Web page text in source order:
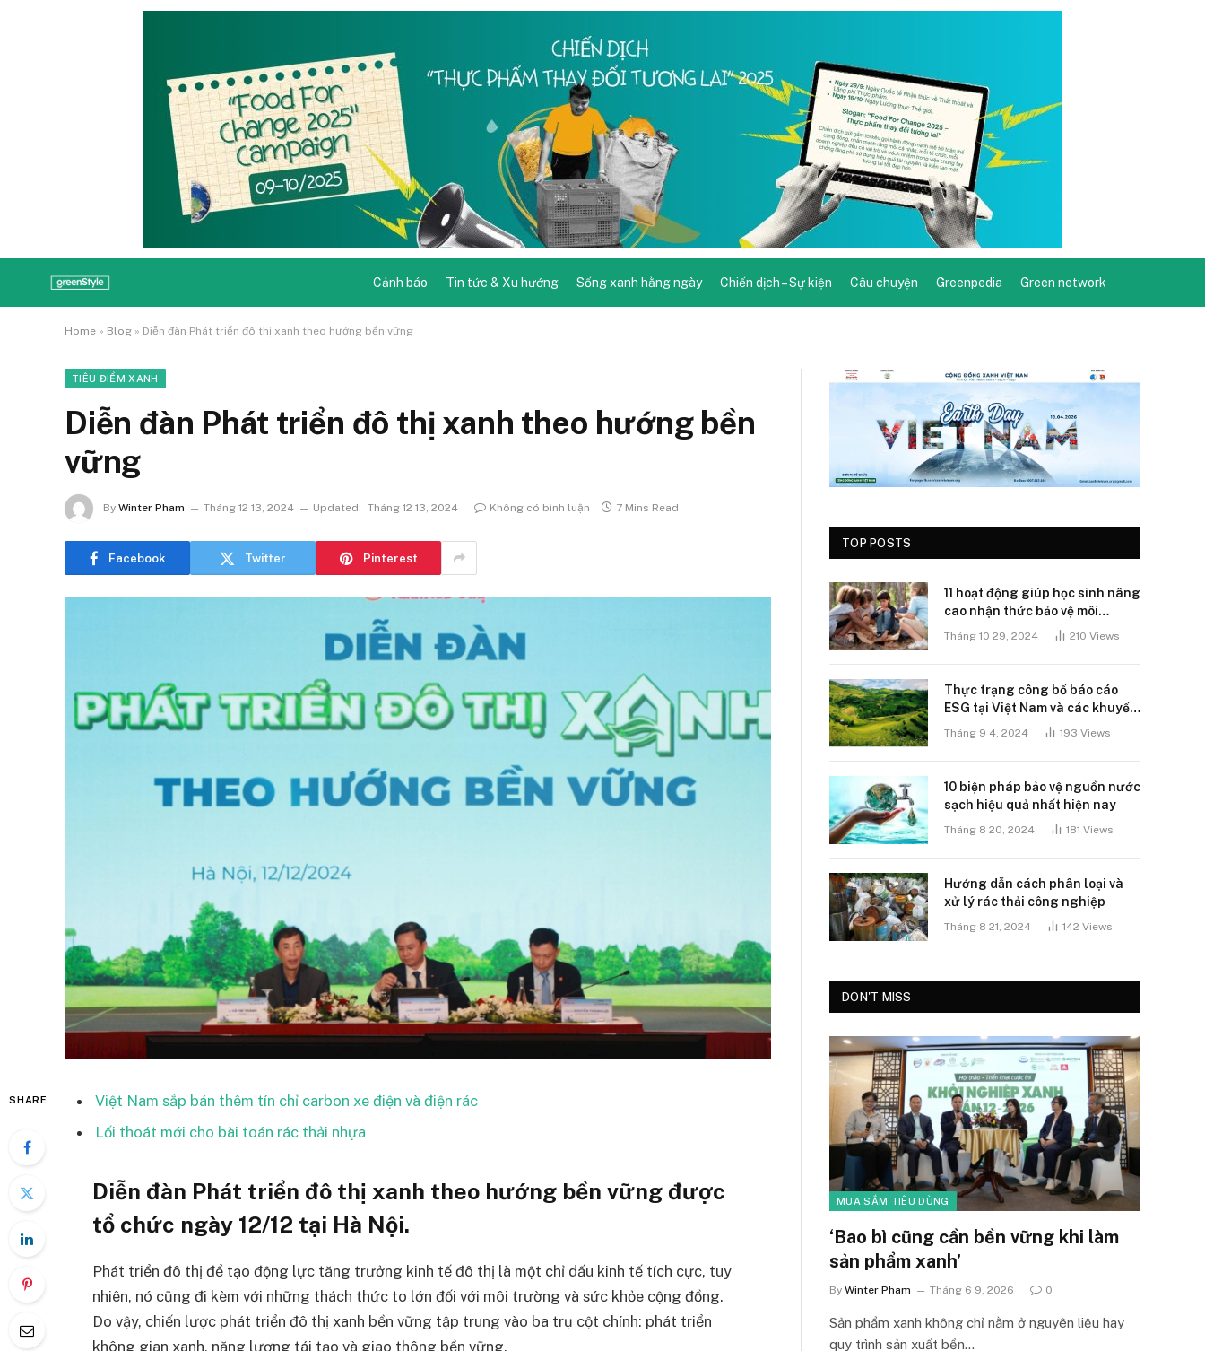
Cảnh báo Tin tức & Xu hướng Sống xanh hằng ngày Chiến dịch – Sự kiện Câu chuyện Greenpedia Green network
Home » Blog » Diễn đàn Phát triển đô thị xanh theo hướng bền vững
TIÊU ĐIỂM XANH
Diễn đàn Phát triển đô thị xanh theo hướng bền
vững
By Winter Pham Tháng 12 13, 2024 Updated: Tháng 12 13, 2024 Không có bình luận 7 Mins Read
Facebook Twitter Pinterest
SHARE
Việt Nam sắp bán thêm tín chỉ carbon xe điện và điện rác
Lối thoát mới cho bài toán rác thải nhựa
Diễn đàn Phát triển đô thị xanh theo hướng bền vững được
tổ chức ngày 12/12 tại Hà Nội.
Phát triển đô thị để tạo động lực tăng trưởng kinh tế đô thị là một chỉ dấu kinh tế tích cực, tuy
nhiên, nó cũng đi kèm với những thách thức to lớn đối với môi trường và sức khỏe cộng đồng.
Do vậy, chiến lược phát triển đô thị xanh bền vững tập trung vào ba trụ cột chính: phát triển
không gian xanh, năng lượng tái tạo và giao thông bền vững.
TOP POSTS
11 hoạt động giúp học sinh nâng
cao nhận thức bảo vệ môi
Tháng 10 29, 2024 210 Views
Thực trạng công bố báo cáo
ESG tại Việt Nam và các khuyến
Tháng 9 4, 2024 193 Views
10 biện pháp bảo vệ nguồn nước
sạch hiệu quả nhất hiện nay
Tháng 8 20, 2024 181 Views
Hướng dẫn cách phân loại và
xử lý rác thải công nghiệp
Tháng 8 21, 2024 142 Views
DON'T MISS
MUA SẮM TIÊU DÙNG
‘Bao bì cũng cần bền vững khi làm
sản phẩm xanh’
By Winter Pham Tháng 6 9, 2026 0
Sản phẩm xanh không chỉ nằm ở nguyên liệu hay
quy trình sản xuất bền…